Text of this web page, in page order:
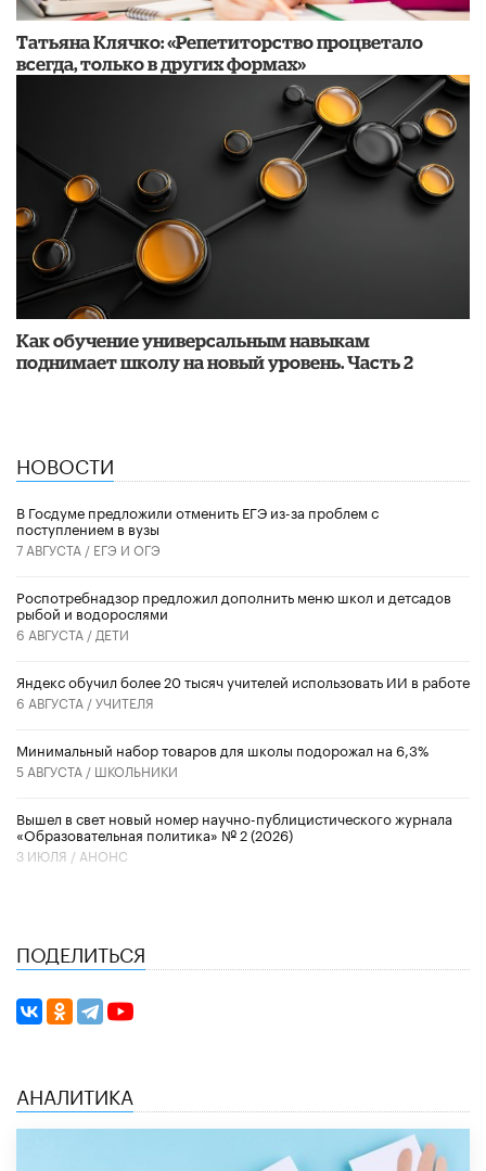
​Татьяна Клячко: «Репетиторство процветало
всегда, только в других формах»
​Как обучение универсальным навыкам
поднимает школу на новый уровень. Часть 2
НОВОСТИ
В Госдуме предложили отменить ЕГЭ из-за проблем с
поступлением в вузы
7 АВГУСТА / ЕГЭ И ОГЭ
Роспотребнадзор предложил дополнить меню школ и детсадов
рыбой и водорослями
6 АВГУСТА / ДЕТИ
​Яндекс обучил более 20 тысяч учителей использовать ИИ в работе
6 АВГУСТА /УЧИТЕЛЯ
Минимальный набор товаров для школы подорожал на 6,3%
5 АВГУСТА / ШКОЛЬНИКИ
Вышел в свет новый номер научно-публицистического журнала
«Образовательная политика» № 2 (2026)
3 ИЮЛЯ / АНОНС
ПОДЕЛИТЬСЯ
АНАЛИТИКА